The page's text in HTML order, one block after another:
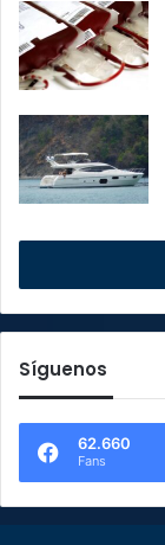
Síguenos
62.660
Fans